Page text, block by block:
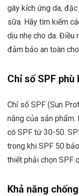
gây kích ứng da,
sữa. Hãy tìm kiếm
dịu nhẹ cho da. Điều
đảm bảo an toàn
Chỉ số SPF phù
Chỉ số SPF (Sun
nắng của sản
có SPF từ 30-50.
trong khi SPF 50
thiết phải chọn SPF
Khả năng